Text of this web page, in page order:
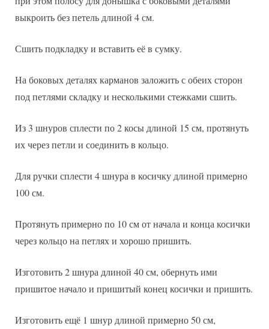
выкроить без петель длиной 4 см.
Сшить подкладку и вставить её в сумку.
На боковых деталях карманов заложить с обеих сторон
под петлями складку и несколькими стежками сшить.
Из 3 шнуров сплести по 2 косы длиной 15 см, протянуть
их через петли и соединить в кольцо.
Для ручки сплести 4 шнура в косичку длиной примерно
100 см.
Протянуть примерно по 10 см от начала и конца косички
через кольцо на петлях и хорошо пришить.
Изготовить 2 шнура длиной 40 см, обернуть ими
пришитое начало и пришитый конец косички и пришить.
Изготовить ещё 1 шнур длиной примерно 50 см,